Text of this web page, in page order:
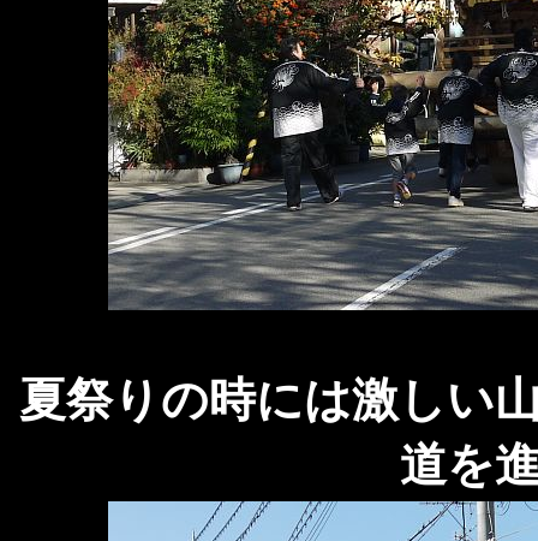
夏祭りの時には激しい
道を